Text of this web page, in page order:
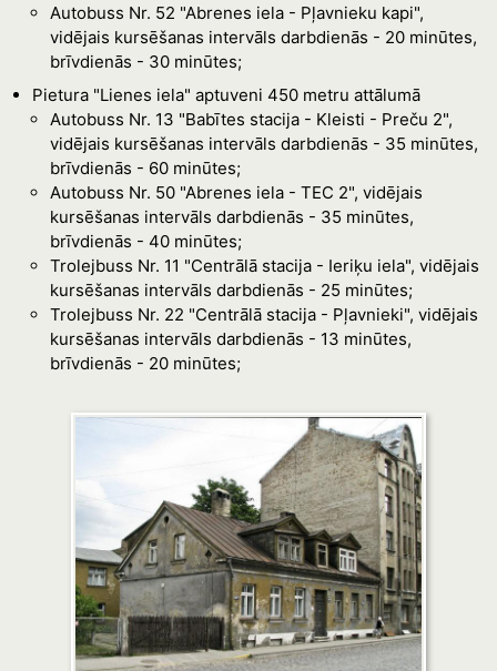
Autobuss Nr. 52 "Abrenes iela - Pļavnieku kapi",
vidējais kursēšanas intervāls darbdienās - 20 minūtes,
brīvdienās - 30 minūtes;
Pietura "Lienes iela" aptuveni 450 metru attālumā
Autobuss Nr. 13 "Babītes stacija - Kleisti - Preču 2",
vidējais kursēšanas intervāls darbdienās - 35 minūtes,
brīvdienās - 60 minūtes;
Autobuss Nr. 50 "Abrenes iela - TEC 2", vidējais
kursēšanas intervāls darbdienās - 35 minūtes,
brīvdienās - 40 minūtes;
Trolejbuss Nr. 11 "Centrālā stacija - Ieriķu iela", vidējais
kursēšanas intervāls darbdienās - 25 minūtes;
Trolejbuss Nr. 22 "Centrālā stacija - Pļavnieki", vidējais
kursēšanas intervāls darbdienās - 13 minūtes,
brīvdienās - 20 minūtes;